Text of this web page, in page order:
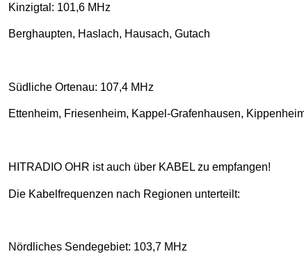
Kinzigtal: 101,6 MHz
Berghaupten, Haslach, Hausach, Gutach
Südliche Ortenau: 107,4 MHz
Ettenheim, Friesenheim, Kappel-Grafenhausen,
HITRADIO OHR ist auch über KABEL zu empfangen!
Die Kabelfrequenzen nach Regionen unterteilt:
Nördliches Sendegebiet: 103,7 MHz